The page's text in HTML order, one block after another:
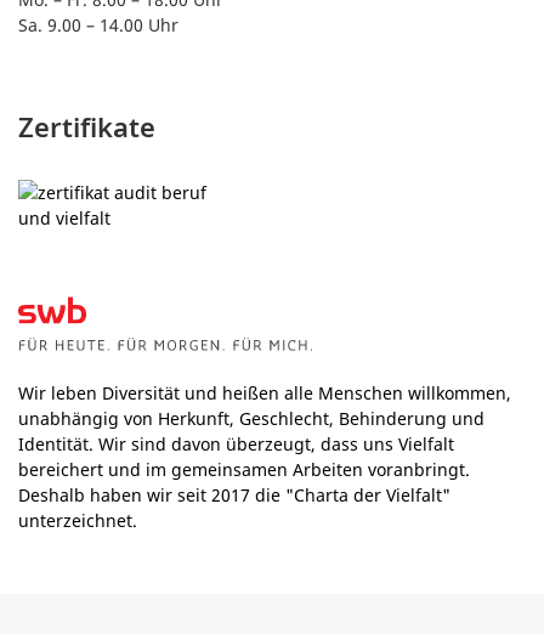
Sa. 9.00 – 14.00 Uhr
Zertifikate
Wir leben Diversität und heißen alle Menschen willkommen,
unabhängig von Herkunft, Geschlecht, Behinderung und
Identität. Wir sind davon überzeugt, dass uns Vielfalt
bereichert und im gemeinsamen Arbeiten voranbringt.
Deshalb haben wir seit 2017 die "Charta der Vielfalt"
unterzeichnet.